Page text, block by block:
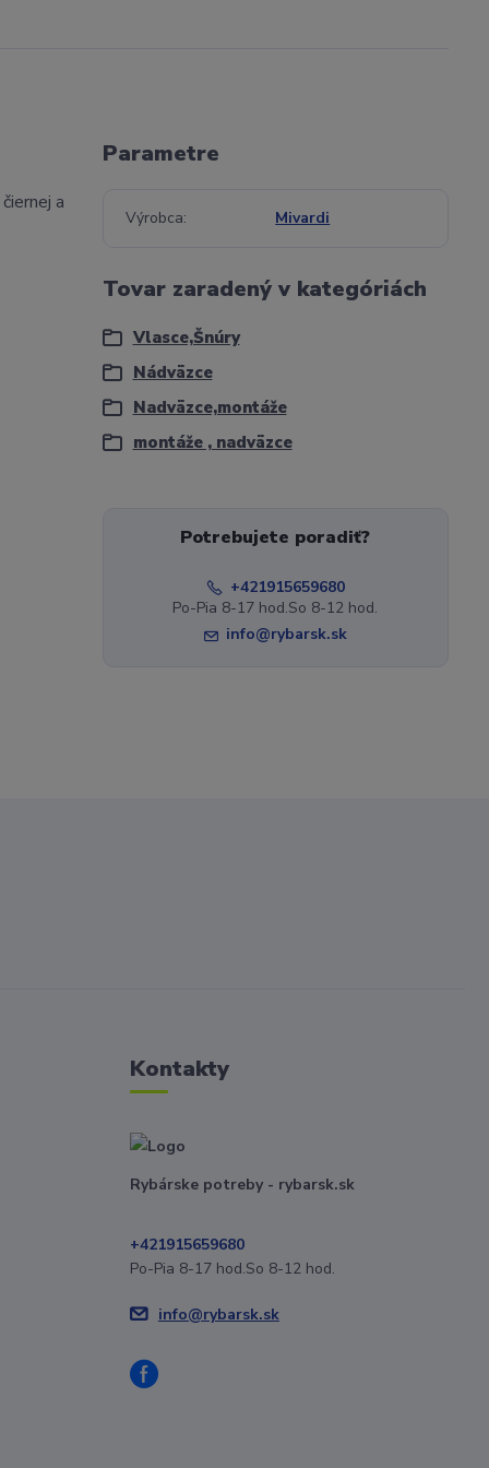
a
Parametre
Výrobca Mivardi
Tovar zaradený v kategóriách
Vlasce,Šnúry
Nádväzce
Nadväzce,montáže
montáže , nadväzce
Potrebujete poradiť?
+421915659680
Po-Pia 8-17 hod.So 8-12 hod.
info@rybarsk.sk
Kontakty
Rybárske potreby - rybarsk.sk
+421915659680
Po-Pia 8-17 hod.So 8-12 hod.
info@rybarsk.sk